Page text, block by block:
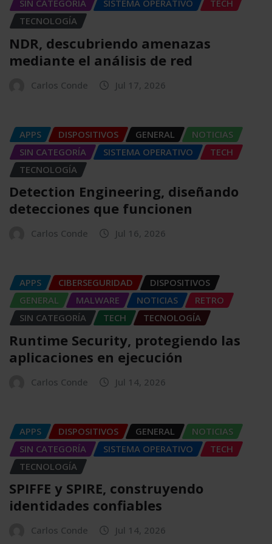
SIN CATEGORÍA
SISTEMA OPERATIVO
TECH
TECNOLOGÍA
NDR, descubriendo amenazas
mediante el análisis de red
Carlos Conde Jul 17, 2026
APPS DISPOSITIVOS GENERAL
NOTICIAS
SIN CATEGORÍA
SISTEMA OPERATIVO
TECH
TECNOLOGÍA
Detection Engineering, diseñando
detecciones que funcionen
Carlos Conde Jul 16, 2026
APPS CIBERSEGURIDAD
DISPOSITIVOS
GENERAL
MALWARE NOTICIAS
RETRO
SIN CATEGORÍA
TECH TECNOLOGÍA
Runtime Security, protegiendo las
aplicaciones en ejecución
Carlos Conde Jul 14, 2026
APPS DISPOSITIVOS GENERAL
NOTICIAS
SIN CATEGORÍA
SISTEMA OPERATIVO
TECH
TECNOLOGÍA
SPIFFE y SPIRE, construyendo
identidades confiables
Carlos Conde Jul 14, 2026